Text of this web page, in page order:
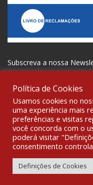
Subscreva a nossa
SOCIALIZE
© 2021 All rights reserved
Sinalética Lda. WebDesign:
Política de Cookies
Usamos cookies no
uma experiência mais
preferências e visitas
você concorda com o
poderá visitar
consentimento
Definições de Cookies